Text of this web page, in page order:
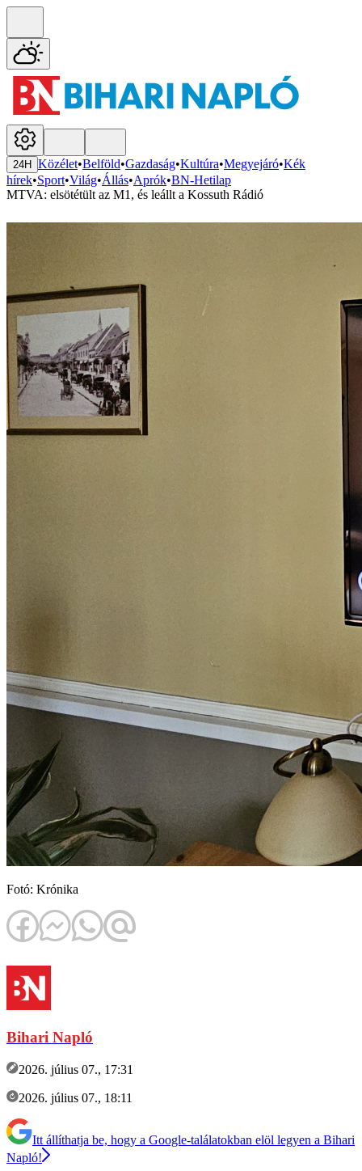
24H Közélet•Belföld•Gazdaság•Kultúra•Megyejáró•Kék
hírek•Sport•Világ•Állás•Aprók•BN-Hetilap
MTVA: elsötétült az M1, és leállt a Kossuth Rádió
Fotó: Krónika
Bihari Napló
2026. július 07., 17:31
2026. július 07., 18:11
Itt állíthatja be, hogy a Google-találatokban elöl legyen a Bihari
Napló!